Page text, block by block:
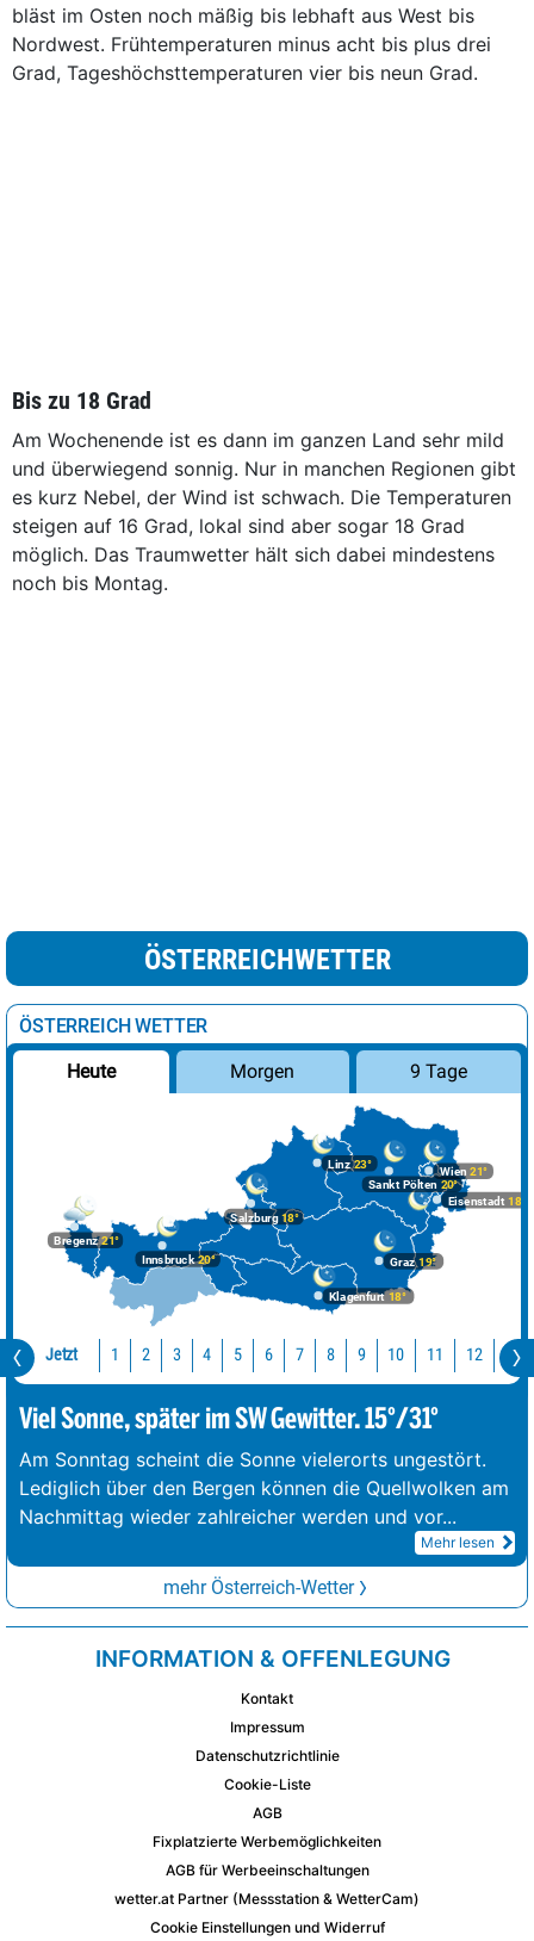
bläst im Osten noch mäßig bis lebhaft aus West bis
Nordwest. Frühtemperaturen minus acht bis plus drei
Grad, Tageshöchsttemperaturen vier bis neun Grad.
Bis zu 18 Grad
Am Wochenende ist es dann im ganzen Land sehr mild
und überwiegend sonnig. Nur in manchen Regionen gibt
es kurz Nebel, der Wind ist schwach. Die Temperaturen
steigen auf 16 Grad, lokal sind aber sogar 18 Grad
möglich. Das Traumwetter hält sich dabei mindestens
noch bis Montag.
ÖSTERREICHWETTER
ÖSTERREICH WETTER
Heute Morgen 9 Tage
Bregenz21°
Graz19°
Innsbruck20°
Klagenfurt 18°
Linz23°
Salzburg18°
Wien 21°
Eisenstadt 18°
Sankt Pölten 20°
Jetzt 1 2 3 4 5 6 7 8 9 10 11 12 13
Viel Sonne, später im SW Gewitter. 15°/31°
Am Sonntag scheint die Sonne vielerorts ungestört.
Lediglich über den Bergen können die Quellwolken am
Nachmittag wieder zahlreicher werden und vor...
Mehr lesen
mehr Österreich-Wetter
INFORMATION & OFFENLEGUNG
Kontakt
Impressum
Datenschutzrichtlinie
Cookie-Liste
AGB
Fixplatzierte Werbemöglichkeiten
AGB für Werbeeinschaltungen
wetter.at Partner (Messstation & WetterCam)
Cookie Einstellungen und Widerruf